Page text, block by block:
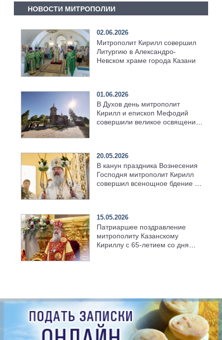
НОВОСТИ МИТРОПОЛИИ
02.06.2026
Митрополит Кирилл совершил
Литургию в Александро-
Невском храме города Казани
01.06.2026
В Духов день митрополит
Кирилл и епископ Мефодий
совершили великое освящение
20.05.2026
В канун праздника Вознесения
Господня митрополит Кирилл
совершил всенощное бдение в
15.05.2026
Патриаршее поздравление
митрополиту Казанскому
Кириллу с 65-летием со дня